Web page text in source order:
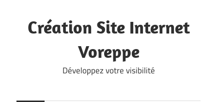
content
Création Site Internet
Voreppe
Développez votre visibilité